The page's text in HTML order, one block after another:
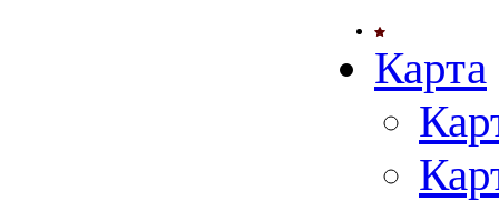
Карта